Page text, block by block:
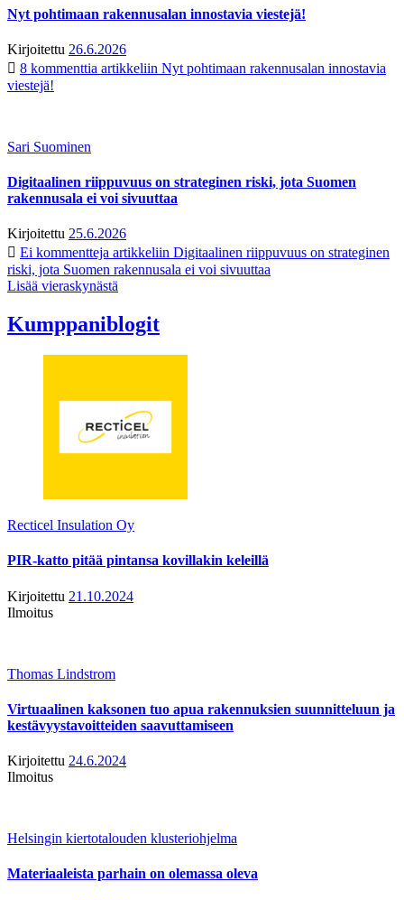
Nyt pohtimaan rakennusalan innostavia viestejä!
Kirjoitettu 26.6.2026
8 kommenttia artikkeliin Nyt pohtimaan rakennusalan innostavia
viestejä!
Sari Suominen
Digitaalinen riippuvuus on strateginen riski, jota Suomen
rakennusala ei voi sivuuttaa
Kirjoitettu 25.6.2026
Ei kommentteja artikkeliin Digitaalinen riippuvuus on strateginen
riski, jota Suomen rakennusala ei voi sivuuttaa
Lisää vieraskynästä
Kumppaniblogit
Recticel Insulation Oy
PIR-katto pitää pintansa kovillakin keleillä
Kirjoitettu 21.10.2024
Ilmoitus
Thomas Lindstrom
Virtuaalinen kaksonen tuo apua rakennuksien suunnitteluun ja
kestävyystavoitteiden saavuttamiseen
Kirjoitettu 24.6.2024
Ilmoitus
Helsingin kiertotalouden klusteriohjelma
Materiaaleista parhain on olemassa oleva